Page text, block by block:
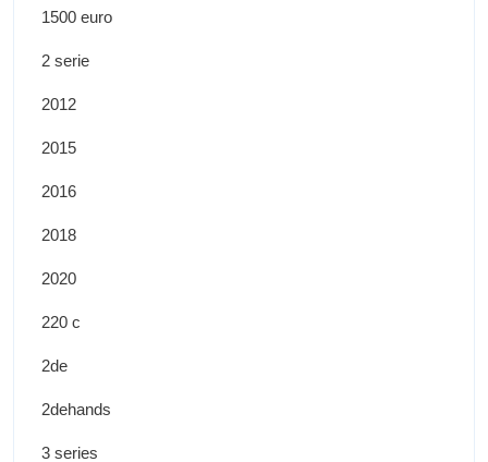
1500 euro
2 serie
2012
2015
2016
2018
2020
220 c
2de
2dehands
3 series